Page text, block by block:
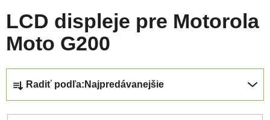
LCD displeje pre Motorola
Moto G200
Radiť podľa: Najpredávanejšie